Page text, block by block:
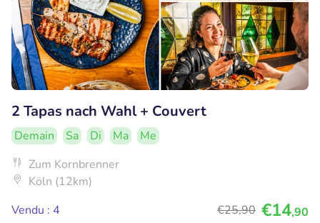
2 Tapas nach Wahl + Couvert
Demain Sa Di Ma
Me
Zum Kornbrenner
Köln (12km)
Vendu : 4
€25,90 €14,90